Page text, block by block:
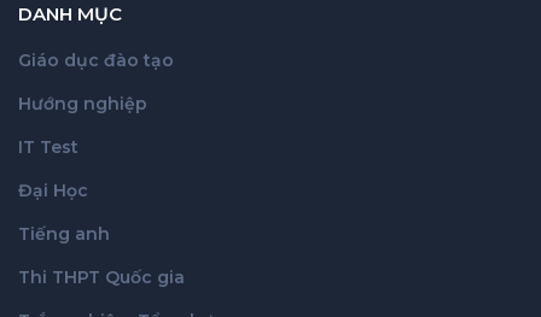
DANH MỤC
Giáo dục đào tạo
Hướng nghiệp
IT Test
Đại Học
Tiếng anh
Thi THPT Quốc gia